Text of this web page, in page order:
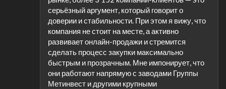
серьёзный аргумент, который говорит о
доверии и стабильности. При этом я вижу, что
компания не стоит на месте, а активно
развивает онлайн-продажи и стремится
сделать процесс закупки максимально
быстрым и прозрачным. Мне импонирует, что
они работают напрямую с заводами Группы
Метинвест и другими крупными